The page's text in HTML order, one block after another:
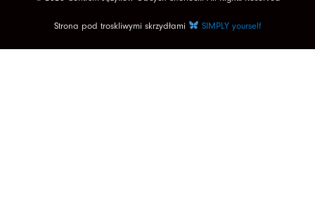
Strona pod troskliwymi skrzydłami SIMPLY yourself